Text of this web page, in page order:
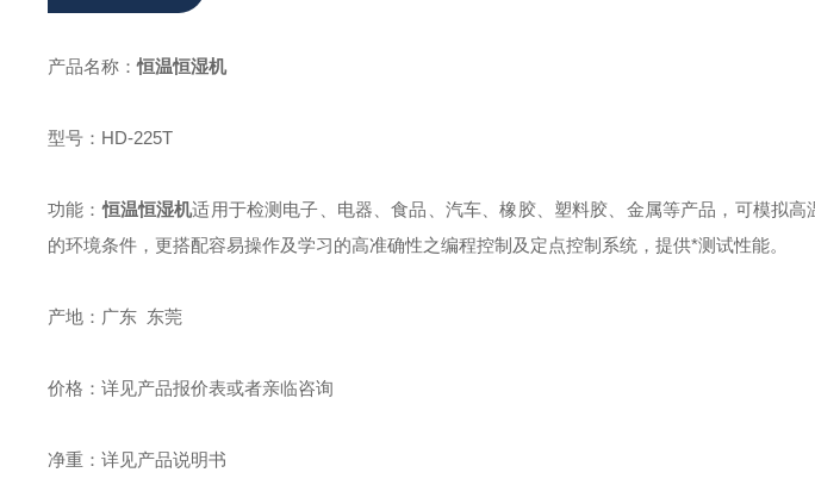
产品名称：恒温恒湿机
型号：HD-225T
功能：恒温恒湿机适用于检测电子、电器、食品、汽车、橡胶、塑料胶、金属等产品，可模拟
的环境条件，更搭配容易操作及学习的高准确性之编程控制及定点控制系统，提供*测试性能。
产地：广东 东莞
价格：详见产品报价表或者亲临咨询
净重：详见产品说明书